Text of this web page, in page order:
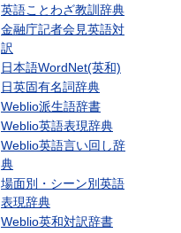
英語ことわざ教訓辞典
金融庁記者会見英語対
訳
日本語WordNet(英和)
日英固有名詞辞典
Weblio派生語辞書
Weblio英語表現辞典
Weblio英語言い回し辞
典
場面別・シーン別英語
表現辞典
Weblio英和対訳辞書